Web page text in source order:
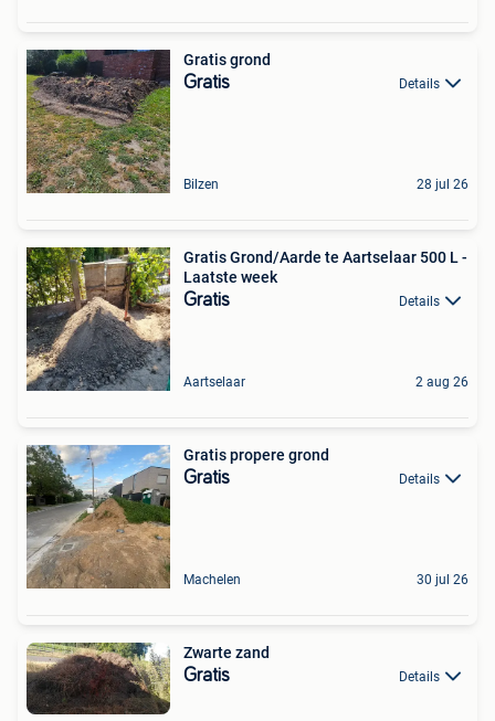
Gratis grond
Gratis Details
Bilzen 28 jul 26
Gratis Grond/Aarde te Aartselaar 500 L -
Laatste week
Gratis Details
Aartselaar 2 aug 26
Gratis propere grond
Gratis Details
Machelen 30 jul 26
Zwarte zand
Gratis Details